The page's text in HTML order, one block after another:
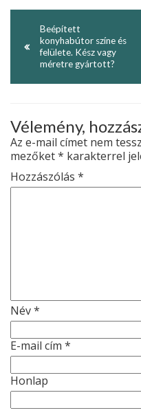
Beépített
konyhabútor színe és
felülete. Kész vagy
méretre gyártott?
Vélemény,
Az e-mail címet nem
mezőket* karakterrel
Hozzászólás *
Név*
E-mail cím *
Honlap